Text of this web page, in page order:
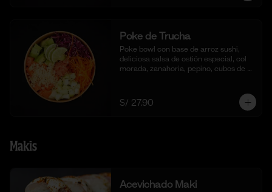
Poke de Trucha
Poke bowl con base de arroz sushi,
deliciosa salsa de ostión especial, col
morada, zanahoria, pepino, cubos de
S/ 27.90
Makis
Acevichado Maki